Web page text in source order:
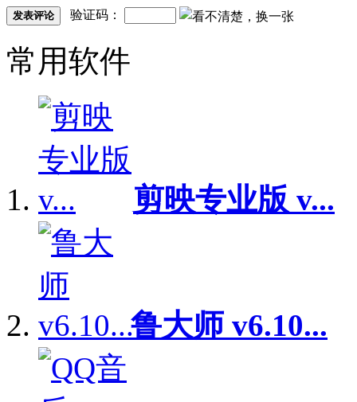
发表评论 验证码：
常用软件
剪映专业版 v...
鲁大师 v6.10...